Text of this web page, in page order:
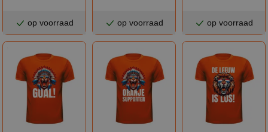
op voorraad op voorraad op voorraad